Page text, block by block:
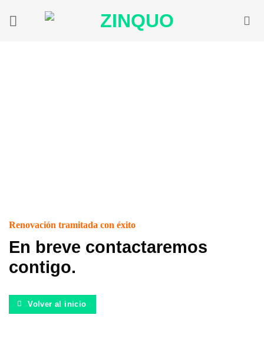
Renovación tramitada con éxito
En breve contactaremos
contigo.
Volver al inicio